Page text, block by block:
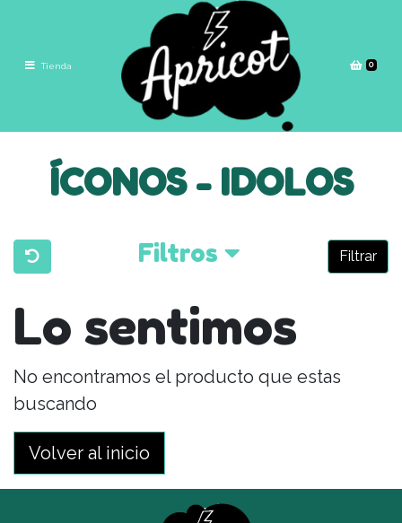
Tienda 0
ÍCONOS - IDOLOS
Filtros Filtrar
Lo sentimos
No encontramos el producto que estas
buscando
Volver al inicio